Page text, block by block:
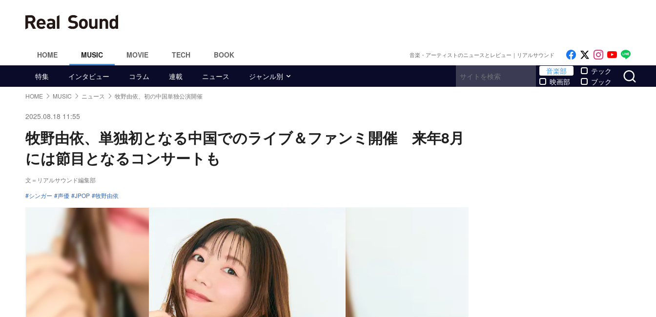
HOME MUSIC MOVIE TECH BOOK 音楽・アーティストのニュースとレビュー｜リアルサウンド Like on Facebook
Follow on x
Follow on
Follow
特集 インタビュー コラム 連載 ニュース ジャンル別
音楽部
映画部
テック
ブック
HOME MUSIC ニュース 牧野由依、初の中国単独公演開催
2025.08.18 11:55
牧野由依、単独初となる中国でのライブ＆ファンミ開催 来年8月
には節目となるコンサートも
文＝リアルサウンド編集部
シンガー
声優 JPOP 牧野由依